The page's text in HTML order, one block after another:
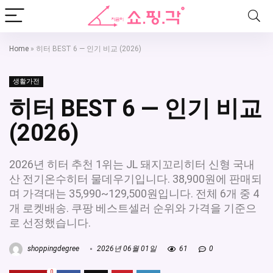
Home » 히터 BEST 6 — 인기 비교 (2026)
생활가전
히터 BEST 6 — 인기 비교
(2026)
2026년 히터 추천 1위는 JL 돼지꼬리히터 신형 국내
산 전기온수히터 물데우기입니다. 38,900원에 판매되
며 가격대는 35,990~129,500원입니다. 전체 6개 중 4
개 로켓배송. 쿠팡 베스트셀러 순위와 가격을 기준으
로 선정했습니다.
shoppingdegree 2026년 06월 01일 61 0